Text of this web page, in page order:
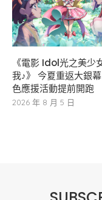
《電影 Idol光之美少
我♪》 今夏重返大銀
色應援活動提前開跑
2026 年 8 月 5 日